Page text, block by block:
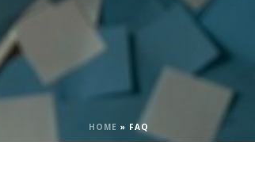
HOME » FAQ